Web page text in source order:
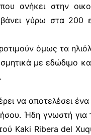
ανήκει στην
γύρω στα 200
όμως τα
με εδώδιμο
να αποτελέσει
Ήδη γνωστή για
Kaki Ribera del